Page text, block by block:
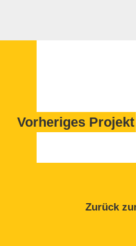
Vorheriges Projekt
Zurück